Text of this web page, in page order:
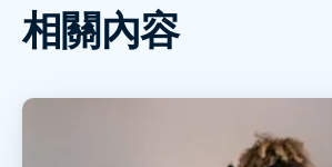
相關內容